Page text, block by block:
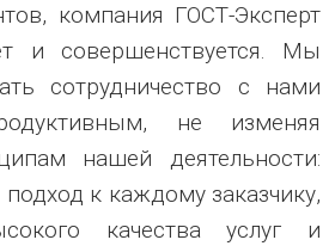
компания ГОСТ-Эксперт
и совершенствуется. Мы
сотрудничество с нами
не изменяя
нашей деятельности:
к каждому заказчику,
качества услуг и